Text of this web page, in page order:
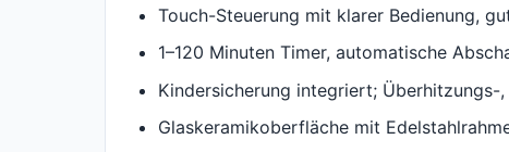
Touch-Steuerung mit klarer Bedienung,
1–120 Minuten Timer, automatische
Kindersicherung integriert; Überhitzungs-
Glaskeramikoberfläche mit